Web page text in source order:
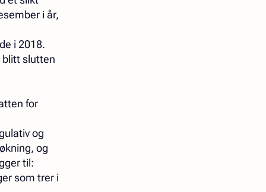
i år,
i 2018.
blitt slutten
for
og
og
til:
som trer i